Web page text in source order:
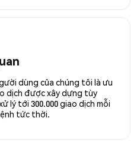
dùng của chúng tôi là ưu
dịch được xây dựng tùy
lý tới 300.000 giao dịch mỗi
tức thời.